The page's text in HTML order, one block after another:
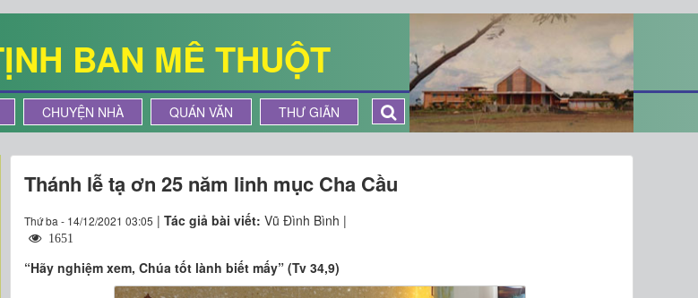
BAN MÊ THUỘT
CHUYỆN NHÀ QUÁN VĂN THƯ GIÃN
Thánh lễ tạ ơn 25 năm linh mục Cha Cầu
Thứ ba - 14/12/2021 03:05 |Tác giả bài viết:Vũ Đình Bình |
1651
“Hãy nghiệm xem, Chúa tốt lành biết mấy” (Tv 34,9)